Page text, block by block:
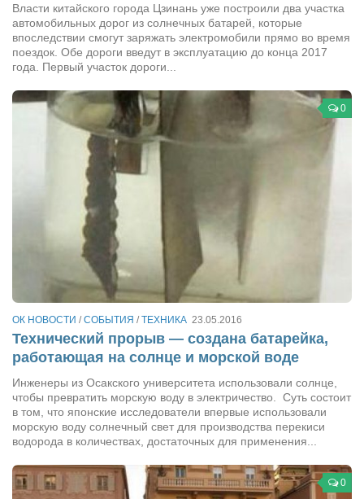
Лариса Ильченко
Орест Коваль
Тамара Кубракова
Елена Мельник
Вера Паненко
Семён Салатенко
Сергей Шепилов
Валентин Бурый
Артём Мяус
Александра Сокол
Барды
Владимир Айзенберг
Ольга Козаченко
Оксана Скоробагатская
Евгений Полюхович
Власти китайского города Цзинань уже построили два участка
автомобильных дорог из солнечных батарей, которые
впоследствии смогут заряжать электромобили прямо во время
поездок. Обе дороги введут в эксплуатацию до конца 2017
года. Первый участок дороги...
0
ОК НОВОСТИ /СОБЫТИЯ /ТЕХНИКА 23.05.2016
Технический прорыв — создана батарейка,
работающая на солнце и морской воде
Инженеры из Осакского университета использовали солнце,
чтобы превратить морскую воду в электричество. Суть состоит
в том, что японские исследователи впервые использовали
морскую воду солнечный свет для производства перекиси
водорода в количествах, достаточных для применения...
0